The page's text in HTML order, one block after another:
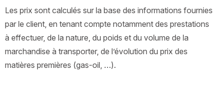
Les prix sont calculés sur la base des informations fournies
par le client, en tenant compte notamment des prestations
à effectuer, de la nature, du poids et du volume de la
marchandise à transporter, de l’évolution du prix des
matières premières (gas-oil, …).